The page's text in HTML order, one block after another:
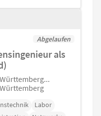
Abgelaufen
als
Labor